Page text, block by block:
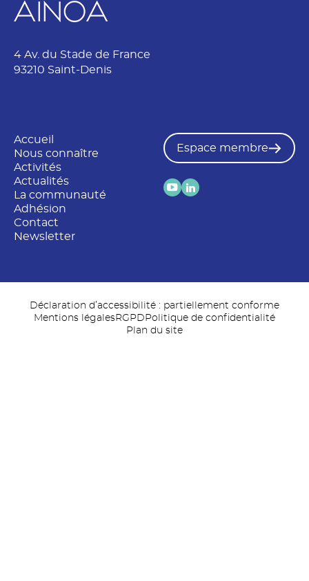
4 Av. du Stade de France
93210 Saint-Denis
Accueil
Nous connaître
Activités
Actualités
La communauté
Adhésion
Contact
Newsletter
Espace membre
Déclaration d’accessibilité : partiellement conforme
Mentions légalesRGPD Politique de confidentialité
Plan du site